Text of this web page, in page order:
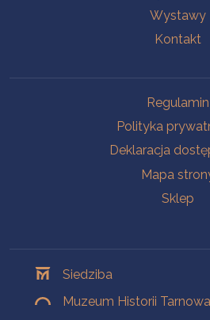
Wystawy
Kontakt
Regulamin
Polityka
Deklaracja
Mapa
Sklep
Siedziba
Muzeum Historii